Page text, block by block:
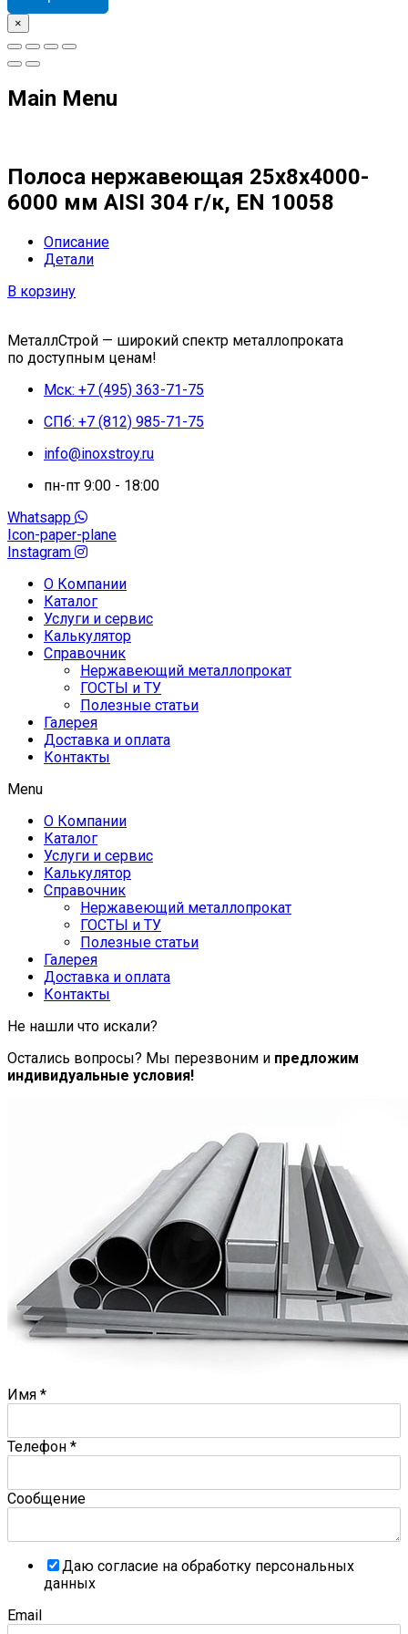
×
Main Menu
Полоса нержавеющая 25x8x4000-
6000 мм AISI 304 г/к, EN 10058
Описание
Детали
В корзину
МеталлСтрой — широкий спектр металлопроката
по доступным ценам!
Мск: +7 (495) 363-71-75
СПб: +7 (812) 985-71-75
info@inoxstroy.ru
пн-пт 9:00 - 18:00
Whatsapp
Icon-paper-plane
Instagram
О Компании
Каталог
Услуги и сервис
Калькулятор
Справочник
Нержавеющий металлопрокат
ГОСТЫ и ТУ
Полезные статьи
Галерея
Доставка и оплата
Контакты
Menu
О Компании
Каталог
Услуги и сервис
Калькулятор
Справочник
Нержавеющий металлопрокат
ГОСТЫ и ТУ
Полезные статьи
Галерея
Доставка и оплата
Контакты
Не нашли что искали?
Остались вопросы? Мы перезвоним и предложим
индивидуальные условия!
Имя *
Телефон *
Сообщение
Даю согласие на обработку персональных
данных
Email